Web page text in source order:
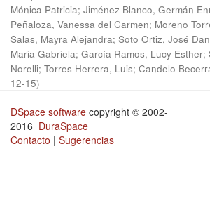
Mónica Patricia; Jiménez Blanco, Germán
Peñaloza, Vanessa del Carmen; Moreno
Salas, Mayra Alejandra; Soto Ortiz, José
Maria Gabriela; García Ramos, Lucy Esther;
Norelli; Torres Herrera, Luis; Candelo
12-15)
DSpace software copyright © 2002-
2016 DuraSpace
Contacto | Sugerencias